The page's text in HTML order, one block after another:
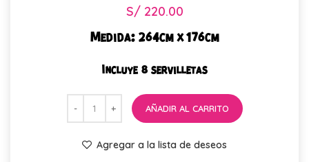
S/220.00
Medida: 264cm x 176cm
Incluye 8 servilletas
AÑADIR AL CARRITO
Agregar a la lista de deseos